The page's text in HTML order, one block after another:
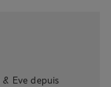
Eve depuis